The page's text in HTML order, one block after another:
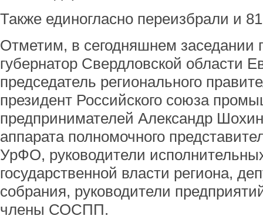
Также единогласно переизбрали и
Отметим, в сегодняшнем заседании
губернатор Свердловской области
председатель регионального
президент Российского союза
предпринимателей Александр
аппарата полномочного
УрФО, руководители
государственной власти региона,
собрания, руководители
члены СОСПП.